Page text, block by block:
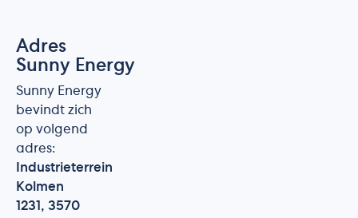
Adres
Sunny Energy
Sunny Energy
bevindt zich
op volgend
adres:
Industrieterrein
Kolmen
1231, 3570